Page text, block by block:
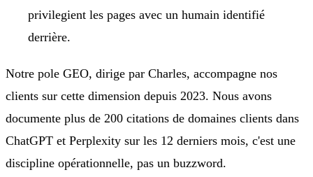
privilegient les pages avec un humain identifié
derrière.
Notre pole GEO, dirige par Charles, accompagne nos
clients sur cette dimension depuis 2023. Nous avons
documente plus de 200 citations de domaines clients dans
ChatGPT et Perplexity sur les 12 derniers mois, c'est une
discipline opérationnelle, pas un buzzword.